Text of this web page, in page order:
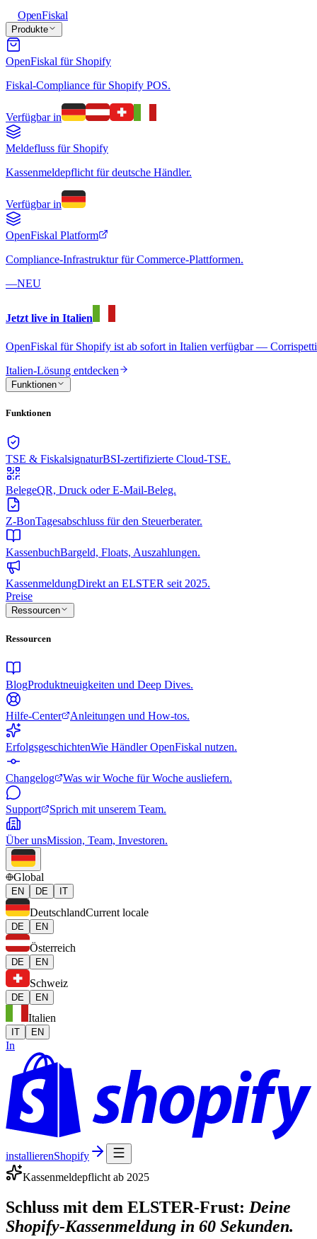
OpenFiskal
Produkte
OpenFiskal für Shopify
Fiskal-Compliance für Shopify POS.
Verfügbar in
Meldefluss für Shopify
Kassenmeldepflicht für deutsche Händler.
Verfügbar in
OpenFiskal Platform
Compliance-Infrastruktur für Commerce-Plattformen.
—NEU
Jetzt live in Italien
OpenFiskal für Shopify ist ab sofort in Italien verfügbar —
Italien-Lösung entdecken
Funktionen
Funktionen
TSE & FiskalsignaturBSI-zertifizierte Cloud-TSE.
BelegeQR, Druck oder E-Mail-Beleg.
Z-BonTagesabschluss für den Steuerberater.
KassenbuchBargeld, Floats, Auszahlungen.
KassenmeldungDirekt an ELSTER seit 2025.
Preise
Ressourcen
Ressourcen
BlogProduktneuigkeiten und Deep Dives.
Hilfe-Center Anleitungen und How-tos.
ErfolgsgeschichtenWie Händler OpenFiskal nutzen.
Changelog Was wir Woche für Woche ausliefern.
Support Sprich mit unserem Team.
Über unsMission, Team, Investoren.
Global
EN DE IT
DeutschlandCurrent locale
DE EN
Österreich
DE EN
Schweiz
DE EN
Italien
IT EN
In
installierenShopify
Kassenmeldepflicht ab 2025
Schluss mit dem ELSTER-Frust: Deine
Shopify-Kassenmeldung in 60 Sekunden.